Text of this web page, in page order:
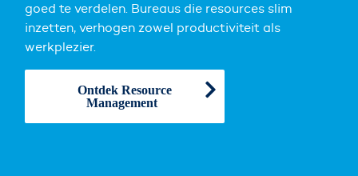
goed te verdelen. Bureaus die resources slim
inzetten, verhogen zowel productiviteit als
werkplezier.
Ontdek Resource
Management